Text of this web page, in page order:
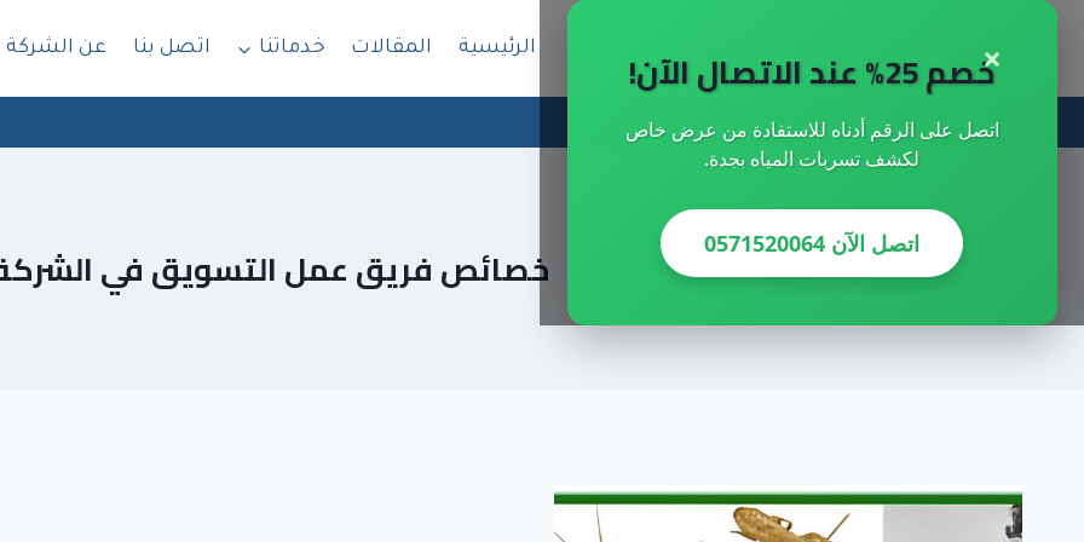
×
خصم 25% عند الاتصال الآن!
اتصل على الرقم أدناه للاستفادة من عرض خاص
لكشف تسربات المياه بجدة.
اتصل الآن 0571520064
التجاوز
الرئيسية المقالات خدماتنا اتصل بنا عن الشركة
احصل علي خصم خاص الان
خصائص فريق عمل التسويق في